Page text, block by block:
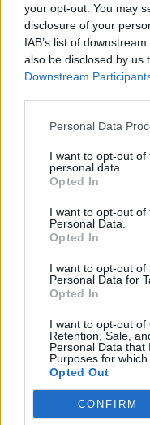
your opt-out. You may
disclosure of your
IAB’s list of
also be disclosed by us
Downstream
Personal Data
I want to opt-out
personal data.
Opted In
I want to opt-out of
Personal Data.
Opted In
I want to opt-out of
Personal Data for
Opted In
I want to opt-out of
Retention, Sale,
Personal Data that
Purposes for which
Opted Out
CONFIRM
την
25
Δωρεά ενός
στο
Ακτοφυλακή από το